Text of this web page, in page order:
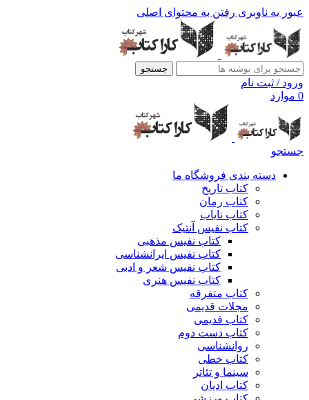
عبور به ناوبری رفتن به محتوای اصلی
جستجو
ورود / ثبت نام
0 موارد
جستجو
دسته بندی فروشگاه ما
کتاب تاریخ
کتاب رمان
کتاب نایاب
کتاب نفیس آنتیک
کتاب نفیس مذهبی
کتاب نفیس ایرانشناسی
کتاب نفیس شعر و ادبی
کتاب نفیس هنری
کتاب متفرقه
مجلات قدیمی
کتاب قدیمی
کتاب دست دوم
روانشناسی
کتاب خطی
سینما و تئاتر
کتاب ادیان